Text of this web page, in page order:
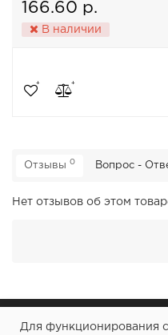
166.60 р.
В наличии
Отзывы 0 Вопрос -
Нет отзывов об этом
Для функционирования